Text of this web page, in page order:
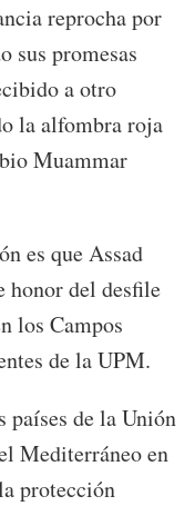
reprocha por
sus promesas
a otro
la alfombra roja
Muammar
es que Assad
honor del desfile
los Campos
de la UPM.
países de la Unión
Mediterráneo en
protección